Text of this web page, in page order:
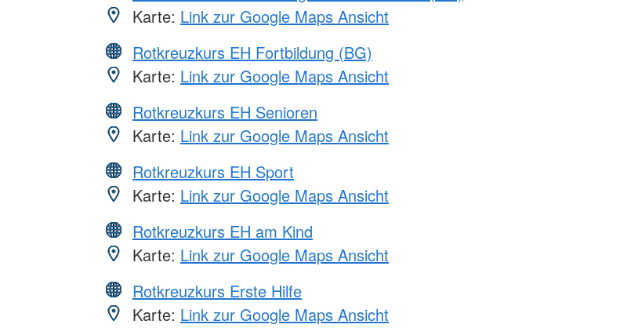
Karte: Link zur Google Maps Ansicht
Rotkreuzkurs EH Fortbildung (BG)
Karte: Link zur Google Maps Ansicht
Rotkreuzkurs EH Senioren
Karte: Link zur Google Maps Ansicht
Rotkreuzkurs EH Sport
Karte: Link zur Google Maps Ansicht
Rotkreuzkurs EH am Kind
Karte: Link zur Google Maps Ansicht
Rotkreuzkurs Erste Hilfe
Karte: Link zur Google Maps Ansicht